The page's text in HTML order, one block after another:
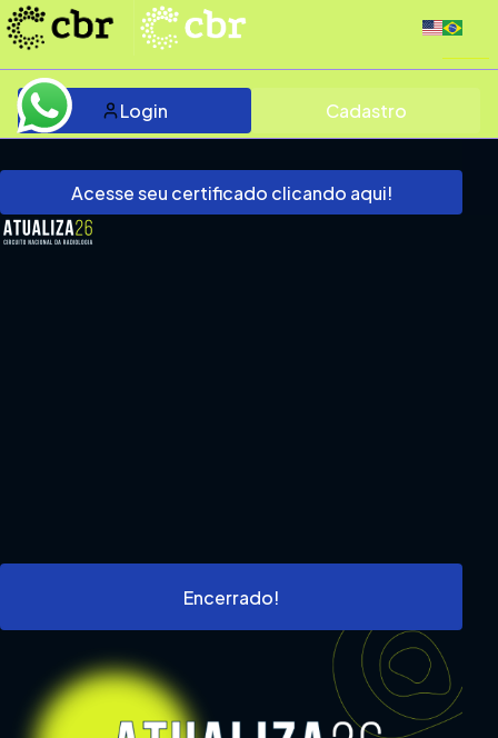
Login Cadastro
Acesse seu certificado clicando aqui!
ATUALIZA
Encerrado!